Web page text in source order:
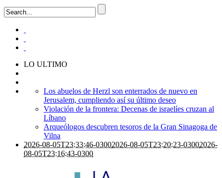
LO ULTIMO
Los abuelos de Herzl son enterrados de nuevo en
Jerusalem, cumpliendo así su último deseo
Violación de la frontera: Decenas de israelíes cruzan al
Líbano
Arqueólogos descubren tesoros de la Gran Sinagoga de
Vilna
2026-08-05T23:33:46-03002026-08-05T23:20:23-03002026-
08-05T23:16:43-0300